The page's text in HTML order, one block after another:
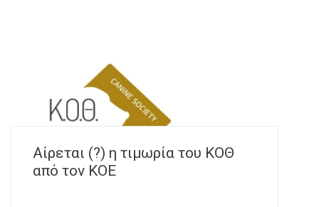
Αίρεται (?) η τιμωρία του ΚΟΘ
από τον ΚΟΕ